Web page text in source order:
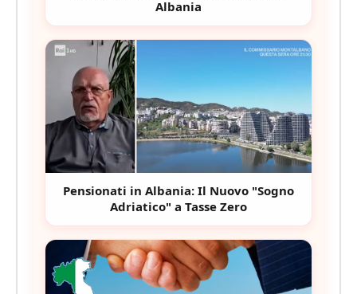
Albania
Pensionati in Albania: Il Nuovo "Sogno
Adriatico" a Tasse Zero